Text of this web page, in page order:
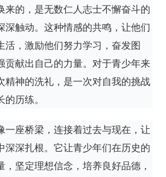
来的，是无数仁人志士不懈奋斗的
深触动。这种情感的共鸣，让他们
活，激励他们努力学习，奋发图
贡献出自己的力量。对于青少年来
精神的洗礼，是一次对自我的挑战
历练。
一座桥梁，连接着过去与现在，让
深深扎根。它让青少年们在历史的
坚定理想信念，培养良好品德，